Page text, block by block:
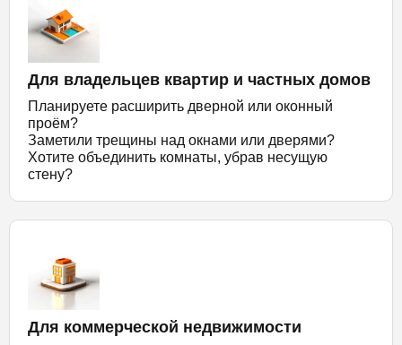
Для владельцев квартир и частных домов
Планируете расширить дверной или оконный
проём?
Заметили трещины над окнами или дверями?
Хотите объединить комнаты, убрав несущую
стену?
Для коммерческой недвижимости